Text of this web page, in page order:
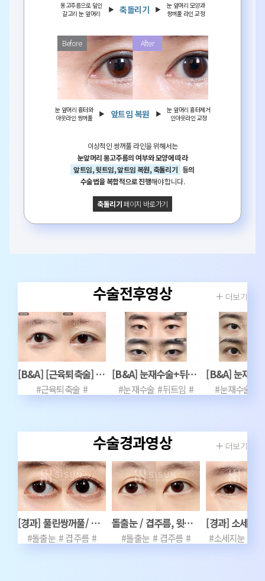
몽고주름으로 덮인
갈고리 눈 앞머리
축돌리기
눈 앞머리 모양과
쌍꺼풀 라인 교정
눈 앞머리 흉터와
아웃라인 쌍꺼풀
앞트임 복원
눈 앞머리 흉터제거
인아웃라인 교정
이상적인 쌍꺼풀 라인을 위해서는
눈앞머리 몽고주름의 여부와 모양에 따라
앞트임, 윗트임, 앞트임 복원, 축돌리기 등의
수술법을 복합적으로 진행해야 합니다.
축돌리기페이지 바로가기
수술전후영상
[B&A] [근육퇴축술] 눈재수술+앞트임복원 1년2개월차
#근육퇴축술 #
[B&A] 눈재수술+뒤트임+밑트임(재) 2개월차
#눈재수술 #뒤트임 #
#눈재수술
더보기
수술경과영상
[경과] 풀린쌍꺼풀/ 돌출눈, 겹주름, 지방이식, 안와지방이식, 몽고주름, 눈재수술
#돌출눈 # 겹주름 #
돌출눈 / 겹주름, 윗트임, 라인낮추기, 두줄따기, 짝눈
#돌출눈 # 겹주름 #
#소세지눈
더보기